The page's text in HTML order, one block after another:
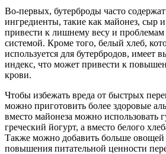
Во-первых, бутерброды часто
ингредиенты, такие как майонез, сыр
привести к лишнему весу и проблемам
системой. Кроме того, белый хлеб,
используется для бутербродов, имеет
индекс, что может привести к
крови.
Чтобы избежать вреда от быстрых
можно приготовить более здоровые
вместо майонеза можно использовать
греческий йогурт, а вместо белого
Также можно добавить больше овощей
повышения питательной ценности